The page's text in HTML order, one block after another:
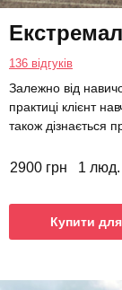
136 відгуків
Залежно від
практиці клієнт
також дізнається
2900 грн 1 люд.
Купити